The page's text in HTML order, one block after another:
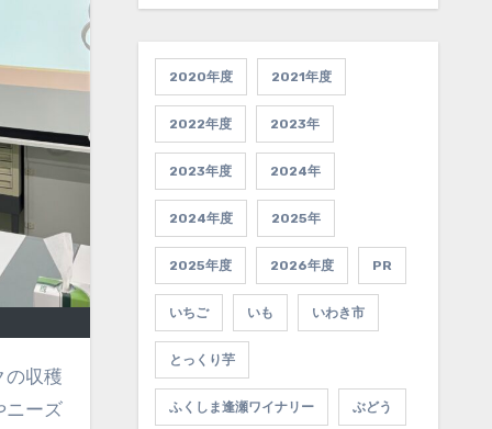
ニーズ
2020年度 2021年度
2022年度 2023年
2023年度 2024年
2024年度 2025年
2025年度 2026年度 PR
いちご いも いわき市
とっくり芋
ふくしま逢瀬ワイナリー ぶどう